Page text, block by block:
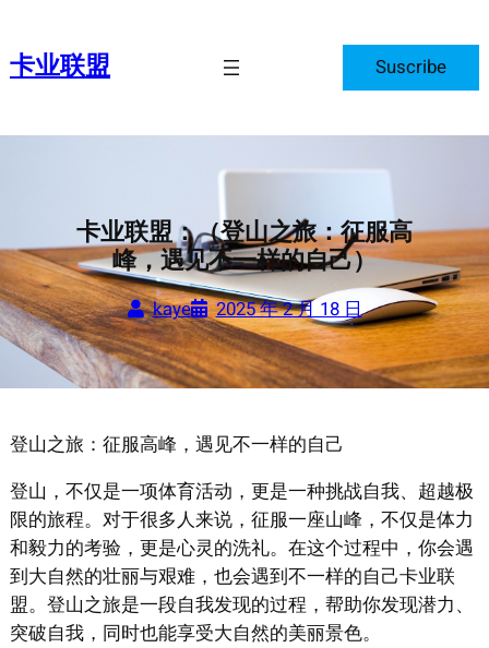
内卡业联盟 Suscribe
卡业联盟：（登山之旅：征服高
峰，遇见不一样的自己）
kaye 2025 年 2 月 18 日
登山之旅：征服高峰，遇见不一样的自己
登山，不仅是一项体育活动，更是一种挑战自我、超越极
限的旅程。对于很多人来说，征服一座山峰，不仅是体力
和毅力的考验，更是心灵的洗礼。在这个过程中，你会遇
到大自然的壮丽与艰难，也会遇到不一样的自己卡业联
盟。登山之旅是一段自我发现的过程，帮助你发现潜力、
突破自我，同时也能享受大自然的美丽景色。